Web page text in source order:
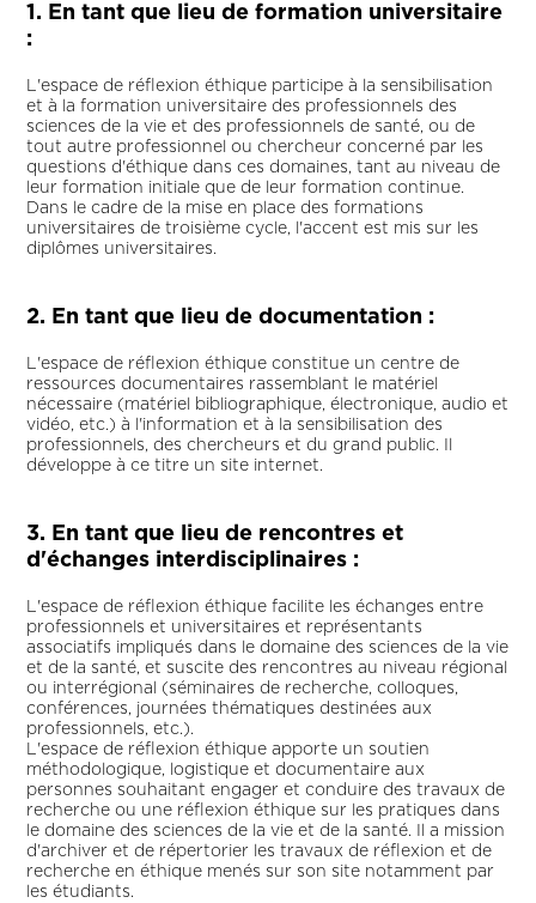
1. En tant que lieu de formation universitaire
:
L'espace de réflexion éthique participe à la sensibilisation
et à la formation universitaire des professionnels des
sciences de la vie et des professionnels de santé, ou de
tout autre professionnel ou chercheur concerné par les
questions d'éthique dans ces domaines, tant au niveau de
leur formation initiale que de leur formation continue.
Dans le cadre de la mise en place des formations
universitaires de troisième cycle, l'accent est mis sur les
diplômes universitaires.
2. En tant que lieu de documentation :
L'espace de réflexion éthique constitue un centre de
ressources documentaires rassemblant le matériel
nécessaire (matériel bibliographique, électronique, audio et
vidéo, etc.) à l'information et à la sensibilisation des
professionnels, des chercheurs et du grand public. Il
développe à ce titre un site internet.
3. En tant que lieu de rencontres et
d'échanges interdisciplinaires :
L'espace de réflexion éthique facilite les échanges entre
professionnels et universitaires et représentants
associatifs impliqués dans le domaine des sciences de la vie
et de la santé, et suscite des rencontres au niveau régional
ou interrégional (séminaires de recherche, colloques,
conférences, journées thématiques destinées aux
professionnels, etc.).
L'espace de réflexion éthique apporte un soutien
méthodologique, logistique et documentaire aux
personnes souhaitant engager et conduire des travaux de
recherche ou une réflexion éthique sur les pratiques dans
le domaine des sciences de la vie et de la santé. Il a mission
d'archiver et de répertorier les travaux de réflexion et de
recherche en éthique menés sur son site notamment par
les étudiants.